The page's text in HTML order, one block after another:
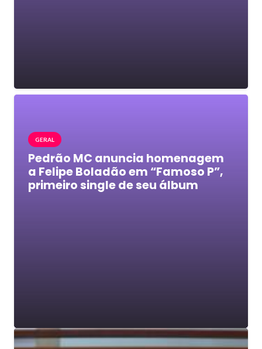
GERAL
Pedrão MC anuncia homenagem
a Felipe Boladão em “Famoso P”,
primeiro single de seu álbum